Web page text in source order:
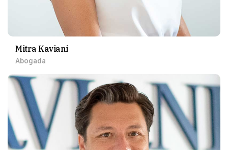
Mitra Kaviani
Abogada